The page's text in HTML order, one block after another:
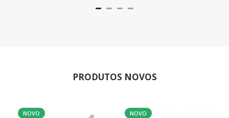
PRODUTOS NOVOS
NOVO NOVO